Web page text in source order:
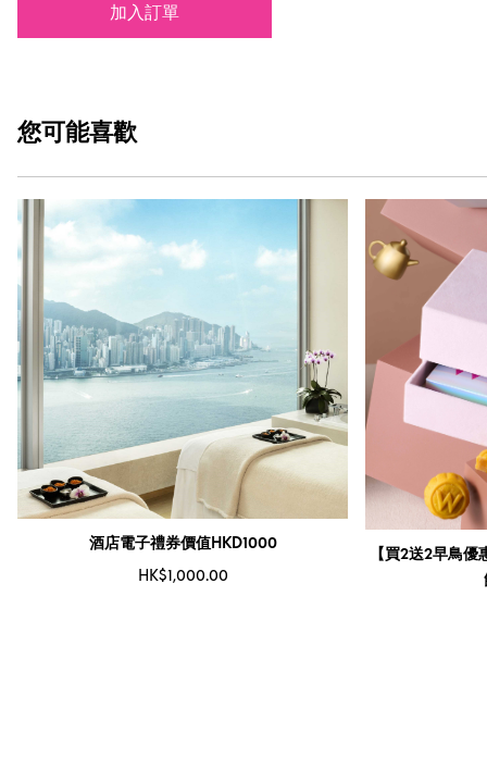
加入訂單
您可能喜歡
酒店電子禮券價值HKD1000
HK$1,000.00
【買2送2早鳥